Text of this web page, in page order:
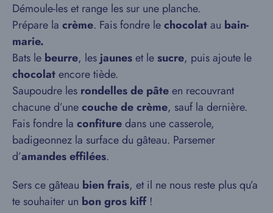
Démoule-les et range les sur une planche.
Prépare la crème. Fais fondre lechocolatau bain-
marie.
Bats le beurre, lesjauneset lesucre, puis ajoute le
chocolatencore tiède.
Saupoudre les rondelles de pâteen recouvrant
chacune d’unecouche de crème, sauf la dernière.
Fais fondre la confituredans une casserole,
badigeonnez la surface du gâteau. Parsemer
d’amandes effilées.
Sers ce gâteau bien frais, et il ne nous reste plus qu’a
te souhaiter un bon gros kiff!